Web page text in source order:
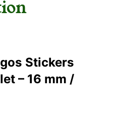
Stickers
– 16 mm /